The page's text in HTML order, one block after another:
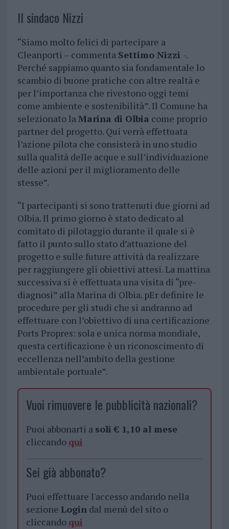
Il sindaco Nizzi
“Siamo molto felici di partecipare a
Cleanporti – commenta Settimo Nizzi -.
Perché sappiamo quanto sia fondamentale lo
scambio di buone pratiche con altre realtà e
per l’importanza che rivestono oggi temi
come ambiente e sostenibilità”. Il Comune ha
selezionato laMarina di Olbia come proprio
partner del progetto. Qui verrà effettuata
l’azione pilota che consisterà in uno studio
sulla qualità delle acque e sull’individuazione
delle azioni per il miglioramento delle
stesse”.
“I partecipanti si sono trattenuti due giorni ad
Olbia. Il primo giorno è stato dedicato al
comitato di pilotaggio durante il quale si è
fatto il punto sullo stato d’attuazione del
progetto e sulle future attività da realizzare
per raggiungere gli obiettivi attesi. La mattina
successiva si è effettuata una visita di “pre-
diagnosi” alla Marina di Olbia. pEr definire le
procedure per gli studi che si andranno ad
effettuare con l’obiettivo di una certificazione
Ports Propres: sola e unica norma mondiale,
questa certificazione è un riconoscimento di
eccellenza nell’ambito della gestione
ambientale portuale”.
Vuoi rimuovere le pubblicità nazionali?
Puoi abbonarti a soli € 1,10 al mese
cliccando qui
Sei già abbonato?
Puoi effettuare l'accesso andando nella
sezione Logindal menù del sito o
cliccando qui